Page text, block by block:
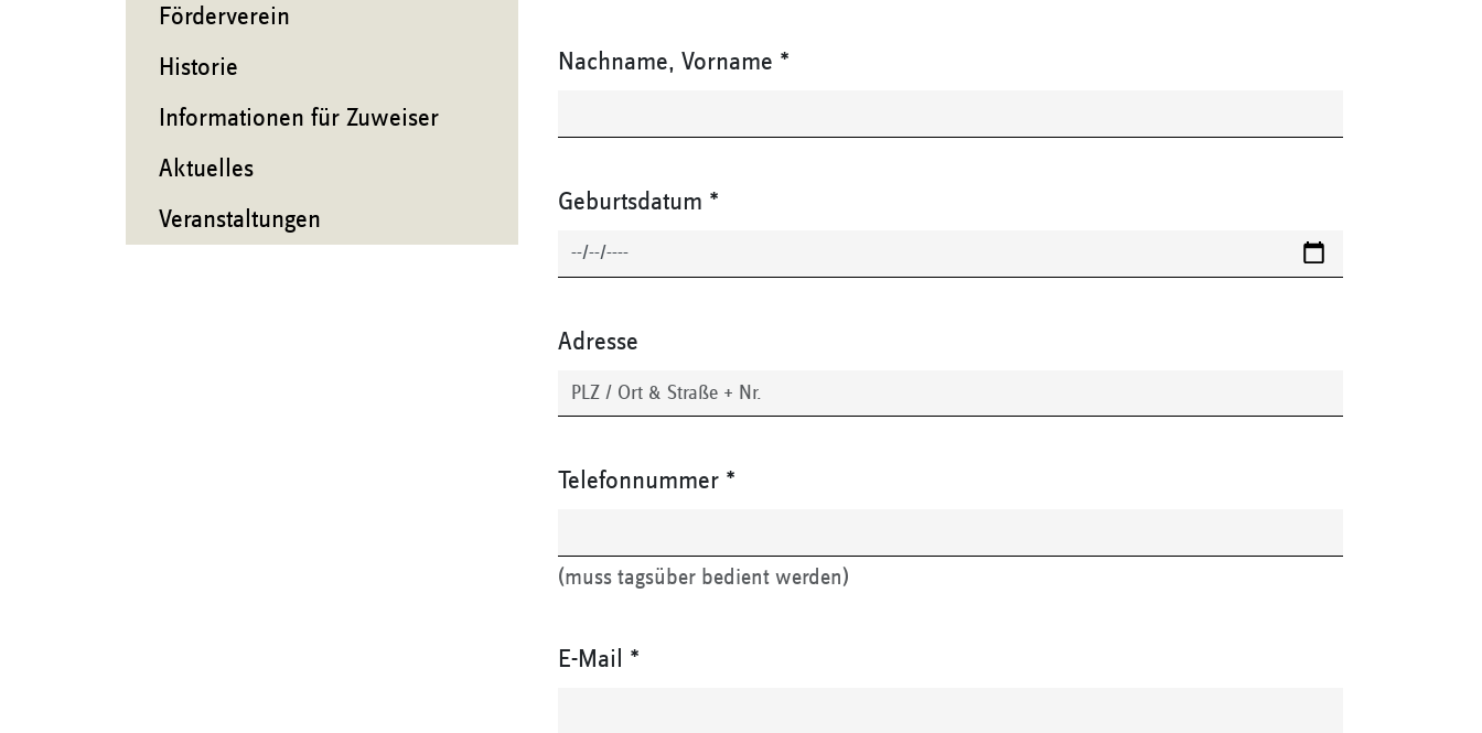
Förderverein
Historie
Informationen für Zuweiser
Aktuelles
Veranstaltungen
Nachname, Vorname *
Geburtsdatum *
Adresse
Telefonnummer *
(muss tagsüber bedient werden)
E-Mail *